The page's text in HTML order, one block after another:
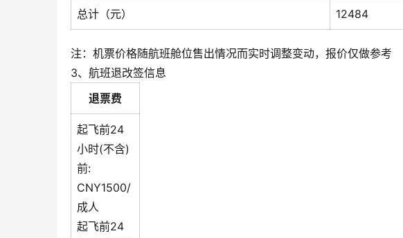
总计（元） 12484
注：机票价格随航班舱位售出情况而实时调整变动，报价仅做参考
3、航班退改签信息
退票费
起飞前24
小时(不含)
前:
CNY1500/
成人
起飞前24